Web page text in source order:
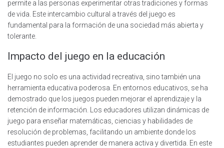
permite a las personas experimentar otras tradiciones y formas
de vida. Este intercambio cultural a través del juego es
fundamental para la formación de una sociedad más abierta y
tolerante.
Impacto del juego en la educación
El juego no solo es una actividad recreativa, sino también una
herramienta educativa poderosa. En entornos educativos, se ha
demostrado que los juegos pueden mejorar el aprendizaje y la
retención de información. Los educadores utilizan dinámicas de
juego para enseñar matemáticas, ciencias y habilidades de
resolución de problemas, facilitando un ambiente donde los
estudiantes pueden aprender de manera activa y divertida. En este